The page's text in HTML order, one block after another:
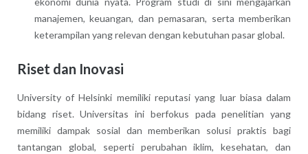
manajemen, keuangan, dan pemasaran, serta memberikan
keterampilan yang relevan dengan kebutuhan pasar global.
Riset dan Inovasi
University of Helsinki memiliki reputasi yang luar biasa dalam
bidang riset. Universitas ini berfokus pada penelitian yang
memiliki dampak sosial dan memberikan solusi praktis bagi
tantangan global, seperti perubahan iklim, kesehatan, dan